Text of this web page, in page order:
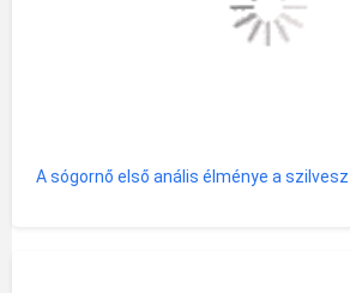
A sógornő első anális élménye a